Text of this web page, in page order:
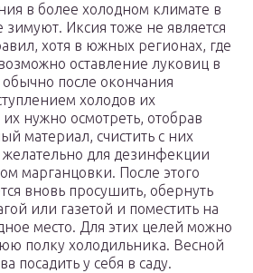
в более холодном климате в
Иксия тоже не является
хотя в южных регионах, где
оставление луковиц в
после окончания
холодов их
нужно осмотреть, отобрав
материал, счистить с них
для дезинфекции
марганцовки. После этого
вновь просушить, обернуть
или газетой и поместить на
место. Для этих целей можно
полку холодильника. Весной
посадить у себя в саду.